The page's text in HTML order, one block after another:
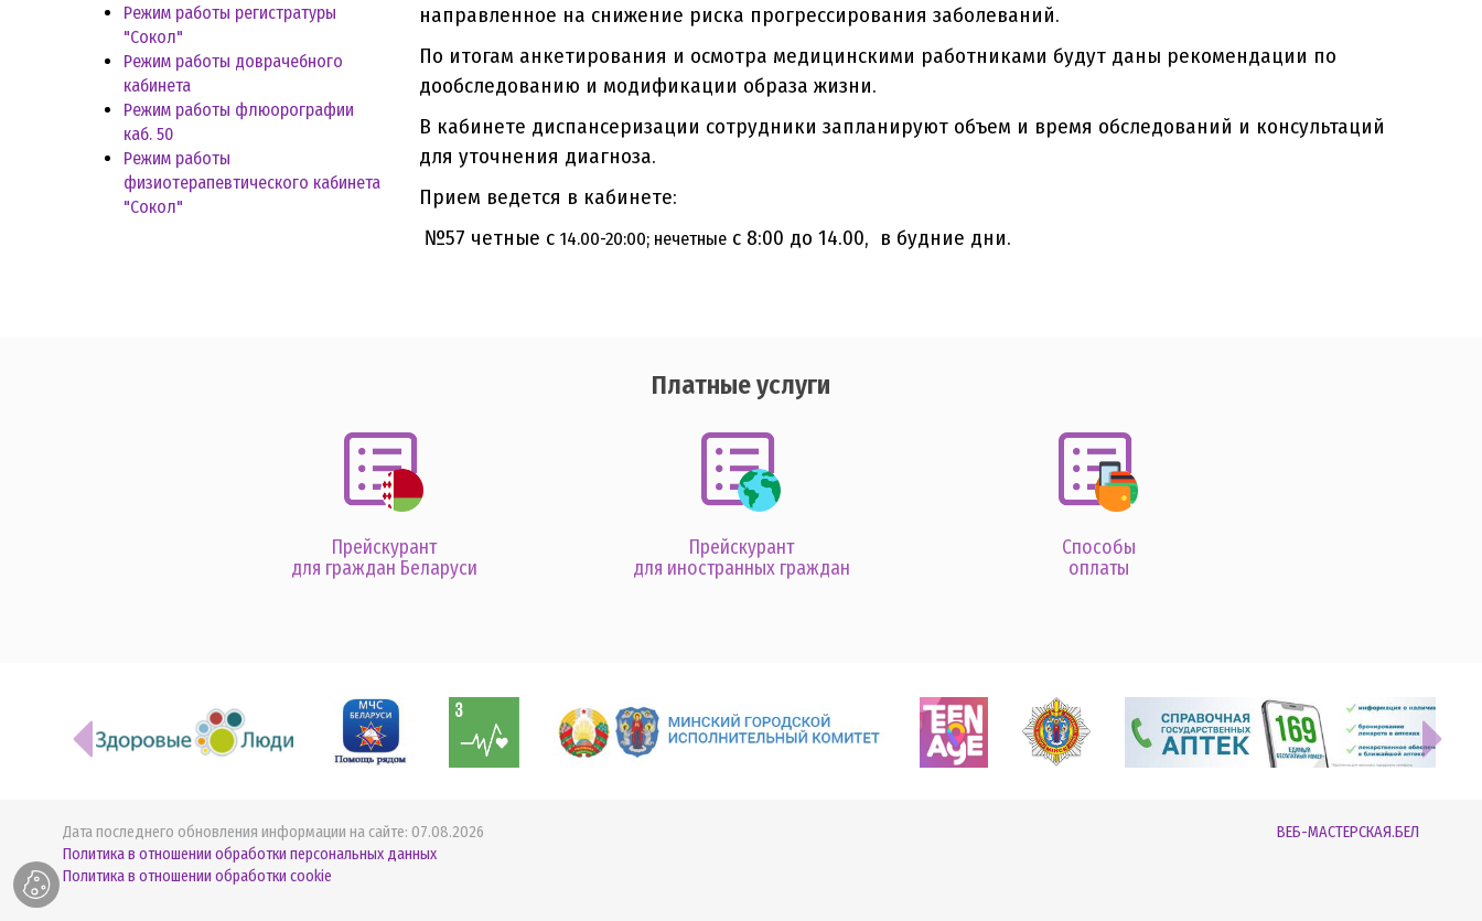
направленное на снижение риска прогрессирования заболеваний.
По итогам анкетирования и осмотра медицинскими работниками будут даны рекомендации по
дообследованию и модификации образа жизни.
В кабинете диспансеризации сотрудники запланируют объем и время обследований и консультаций
для уточнения диагноза.
Прием ведется в кабинете:
№57 четные с 14.00-20:00; нечетныес 8:00 до 14.00, в будние дни.
Режим работы регистратуры
"Сокол"
Режим работы доврачебного
кабинета
Режим работы флюорографии
каб. 50
Режим работы
физиотерапевтического кабинета
"Сокол"
Платные услуги
Прейскурант
для граждан Беларуси
Прейскурант
для иностранных граждан
Способы
оплаты
Дата последнего обновления информации на сайте: 07.08.2026
Политика в отношении обработки персональных данных
Политика в отношении обработки cookie
ВЕБ-МАСТЕРСКАЯ.БЕЛ